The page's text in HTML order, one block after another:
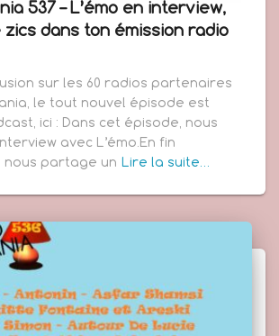
537 – L’émo en interview,
dans ton émission radio
sur les 60 radios partenaires
le tout nouvel épisode est
ici : Dans cet épisode, nous
avec L’émo.En fin
nous partage un Lire la suite…